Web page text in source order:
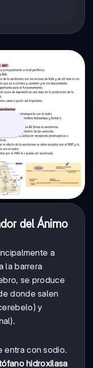
del Ánimo
a
la barrera
se produce
donde salen
y
entra con sodio.
hidroxilasa